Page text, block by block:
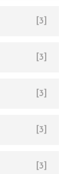
[3]
[3]
[3]
[3]
[3]